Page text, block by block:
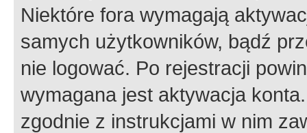
Niektóre fora wymagają
samych użytkowników, bądź
nie logować. Po rejestracji
wymagana jest aktywacja
zgodnie z instrukcjami w nim